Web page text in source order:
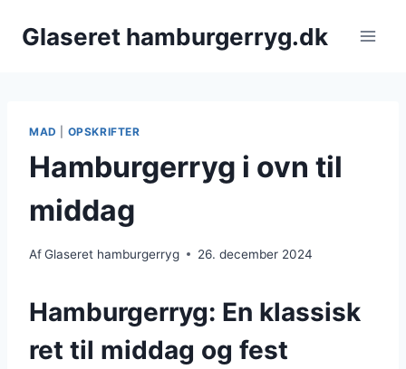
Glaseret hamburgerryg.dk
MAD OPSKRIFTER
Hamburgerryg i ovn til
middag
AfGlaseret hamburgerryg 26. december 2024
Hamburgerryg: En klassisk
ret til middag og fest